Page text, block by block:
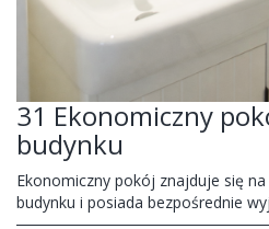
31 Ekonomiczny
budynku
Ekonomiczny pokój znajduje się
budynku i posiada bezpośrednie